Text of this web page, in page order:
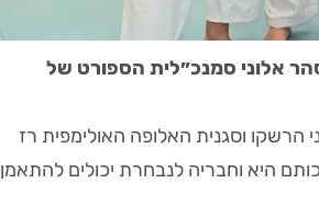
אלוני סמנכ״לית הספורט של
הרשקו וסגנית האלופה האולימפית רז
היא וחבריה לנבחרת יכולים להתאמן